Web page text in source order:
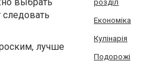
выбрать
лучше
розділ
Економіка
Кулінарія
Подорожі